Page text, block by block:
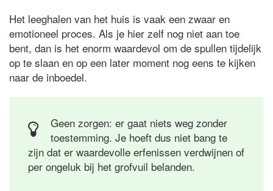
Het leeghalen van het huis is vaak een zwaar en
emotioneel proces. Als je hier zelf nog niet aan toe
bent, dan is het enorm waardevol om de spullen tijdelijk
op te slaan en op een later moment nog eens te kijken
naar de inboedel.
Geen zorgen: er gaat niets weg zonder
toestemming. Je hoeft dus niet bang te
zijn dat er waardevolle erfenissen verdwijnen of
per ongeluk bij het grofvuil belanden.